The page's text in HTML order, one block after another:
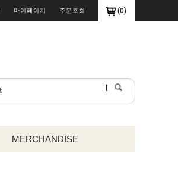
(0)
마이페이지 주문조회
MERCHANDISE